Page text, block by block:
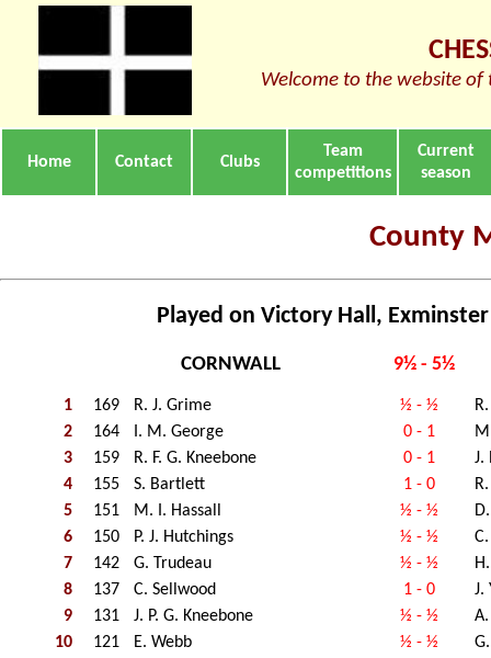
Welcome to the website of
Home Contact Clubs
Team
competitions
Current
season
County
Played on Victory Hall,
CORNWALL 9½ - 5½
1 169 R. J. Grime ½ - ½
2
164 I. M. George 0 - 1
3
159 R. F. G. Kneebone 0 - 1
J.
4
155 S. Bartlett 1 - 0
5
151 M. I. Hassall ½ - ½
6
150 P. J. Hutchings ½ - ½
7
142 G. Trudeau ½ - ½
8
137 C. Sellwood 1 - 0
J.
9
131 J. P. G. Kneebone ½ - ½
10
121 E. Webb ½ - ½